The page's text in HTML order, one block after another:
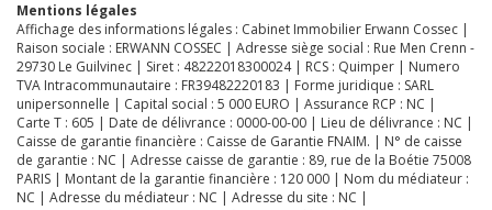
CLIQUER ICI POUR AGRANDIR
Mentions légales
Affichage des informations légales : Cabinet Immobilier Erwann Cossec |
Raison sociale : ERWANN COSSEC | Adresse siège social : Rue Men Crenn -
29730 Le Guilvinec | Siret : 48222018300024 | RCS : Quimper | Numero
TVA Intracommunautaire : FR39482220183 | Forme juridique : SARL
unipersonnelle | Capital social : 5 000 EURO | Assurance RCP : NC |
Carte T : 605 | Date de délivrance : 0000-00-00 | Lieu de délivrance : NC |
Caisse de garantie financière : Caisse de Garantie FNAIM. | N° de caisse
de garantie : NC | Adresse caisse de garantie : 89, rue de la Boétie 75008
PARIS | Montant de la garantie financière : 120 000 | Nom du médiateur :
NC | Adresse du médiateur : NC | Adresse du site : NC |